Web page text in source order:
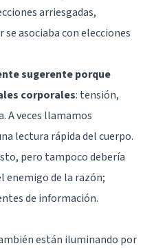
arriesgadas,
asociaba con elecciones
sugerente porque
corporales: tensión,
A veces llamamos
lectura rápida del cuerpo.
pero tampoco debería
enemigo de la razón;
de información.
están iluminando por